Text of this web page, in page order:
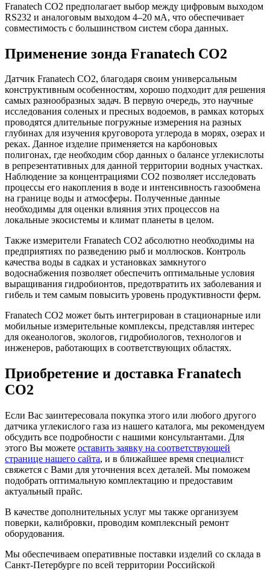
Franatech CO2 предполагает выбор между цифровым выходом
RS232 и аналоговым выходом 4–20 мА, что обеспечивает
совместимость с большинством систем сбора данных.
Применение зонда Franatech CO2
Датчик Franatech CO2, благодаря своим универсальным
конструктивным особенностям, хорошо подходит для решения
самых разнообразных задач. В первую очередь, это научные
исследования соленых и пресных водоемов, в рамках которых
проводятся длительные погружные измерения на разных
глубинах для изучения круговорота углерода в морях, озерах и
реках. Данное изделие применяется на карбоновых
полигонах, где необходим сбор данных о балансе углекислоты
в репрезентативных для данной территории водных участках.
Наблюдение за концентрациями CO2 позволяет исследовать
процессы его накопления в воде и интенсивность газообмена
на границе воды и атмосферы. Полученные данные
необходимы для оценки влияния этих процессов на
локальные экосистемы и климат планеты в целом.
Также измерители Franatech CO2 абсолютно необходимы на
предприятиях по разведению рыб и моллюсков. Контроль
качества воды в садках и установках замкнутого
водоснабжения позволяет обеспечить оптимальные условия
выращивания гидробионтов, предотвратить их заболевания и
гибель и тем самым повысить уровень продуктивности ферм.
Franatech CO2 может быть интегрирован в стационарные или
мобильные измерительные комплексы, представляя интерес
для океанологов, экологов, гидробиологов, технологов и
инженеров, работающих в соответствующих областях.
Приобретение и доставка Franatech
CO2
Если Вас заинтересовала покупка этого или любого другого
датчика углекислого газа из нашего каталога, мы рекомендуем
обсудить все подробности с нашими консультантами. Для
этого Вы можете оставить заявку на соответствующей
странице нашего сайта, и в ближайшее время специалист
свяжется с Вами для уточнения всех деталей. Мы поможем
подобрать оптимальную комплектацию и предоставим
актуальный прайс.
В качестве дополнительных услуг мы также организуем
поверки, калибровки, проводим комплексный ремонт
оборудования.
Мы обеспечиваем оперативные поставки изделий со склада в
Санкт-Петербурге по всей территории Российской